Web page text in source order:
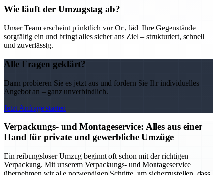
Wie läuft der Umzugstag ab?
Unser Team erscheint pünktlich vor Ort, lädt Ihre Gegenstände
sorgfältig ein und bringt alles sicher ans Ziel – strukturiert, schnell
und zuverlässig.
Alle Fragen geklärt?
Dann probieren Sie es jetzt aus und fordern Sie Ihr individuelles
Angebot an – ganz unverbindlich.
Jetzt Anfrage starten
Verpackungs- und Montageservice: Alles aus einer
Hand für private und gewerbliche Umzüge
Ein reibungsloser Umzug beginnt oft schon mit der richtigen
Verpackung. Mit unserem Verpackungs- und Montageservice
übernehmen wir alle notwendigen Schritte, um sicherzustellen, dass